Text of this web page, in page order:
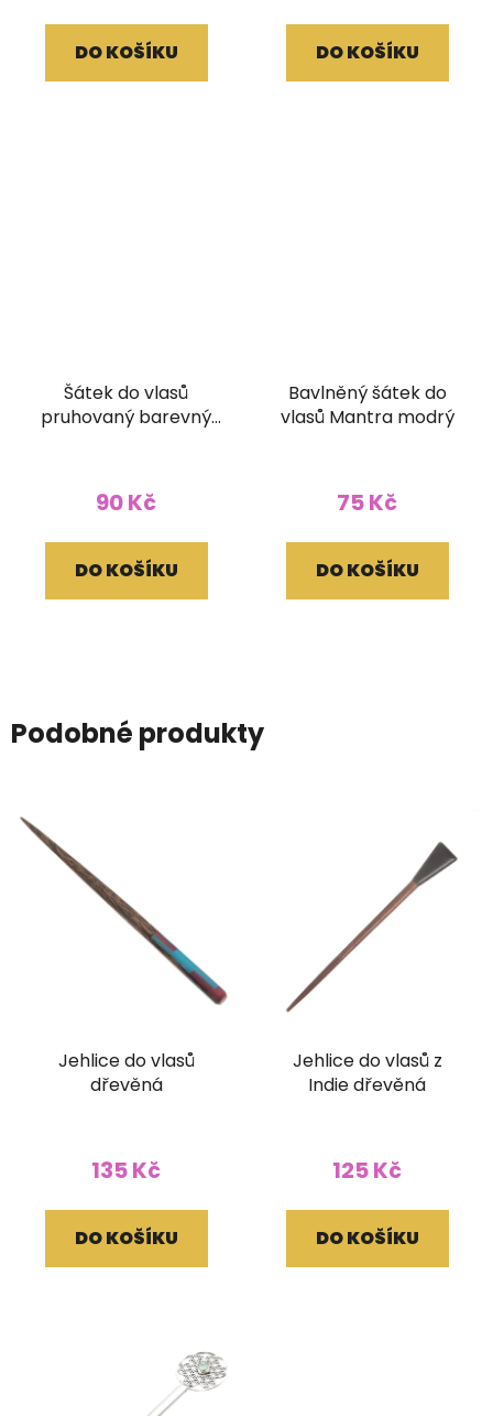
DO KOŠÍKU DO KOŠÍKU
Šátek do vlasů
pruhovaný barevný
90 Kč
DO KOŠÍKU
Bavlněný šátek do
vlasů Mantra modrý
75 Kč
DO KOŠÍKU
Podobné produkty
Jehlice do vlasů
dřevěná
135 Kč
DO KOŠÍKU
Jehlice do vlasů z
Indie dřevěná
125 Kč
DO KOŠÍKU